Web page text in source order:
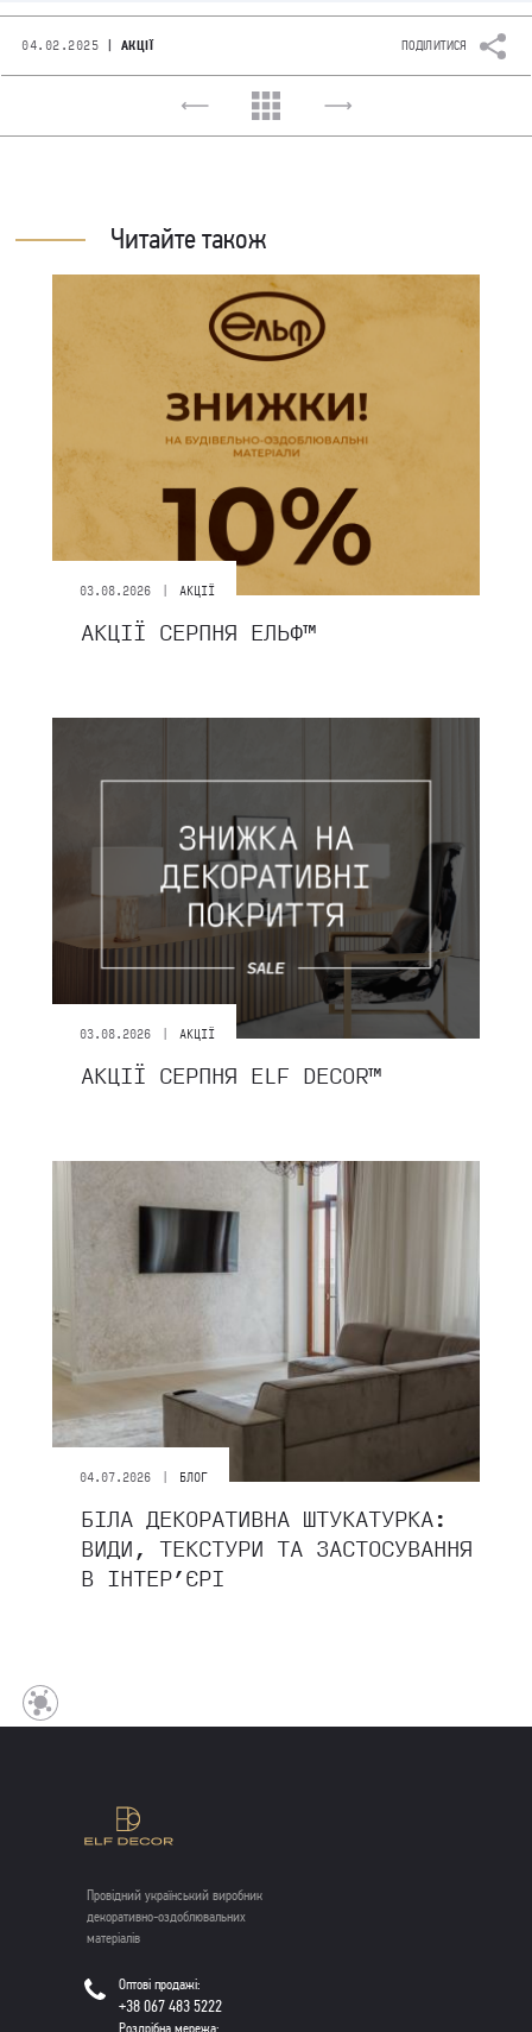
04.02.2025 | АКЦІЇ ПОДІЛИТИСЯ
Читайте також
03.08.2026 | АКЦІЇ
АКЦІЇ СЕРПНЯ ЕЛЬФ™
03.08.2026 | АКЦІЇ
АКЦІЇ СЕРПНЯ ЕLF DECOR™
04.07.2026 | БЛОГ
БІЛА ДЕКОРАТИВНА ШТУКАТУРКА:
ВИДИ, ТЕКСТУРИ ТА ЗАСТОСУВАННЯ
В ІНТЕР’ЄРІ
Провідний український виробник
декоративно-оздоблювальних
матеріалів
Оптові продажі:
+38 067 483 5222